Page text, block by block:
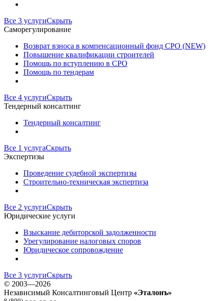
Все 3 услугиСкрыть
Саморегулирование
Возврат взноса в компенсационный фонд СРО (NEW)
Повышение квалификации строителей
Помощь по вступлению в СРО
Помощь по тендерам
Все 4 услугиСкрыть
Тендерный консалтинг
Тендерный консалтинг
Все 1 услугаСкрыть
Экспертизы
Проведение судебной экспертизы
Строительно-техническая экспертиза
Все 2 услугиСкрыть
Юридические услуги
Взыскание дебиторской задолженности
Урегулирование налоговых споров
Юридическое сопровождение
Все 3 услугиСкрыть
© 2003—2026
Независимый Консалтинговый Центр «Эталонъ»